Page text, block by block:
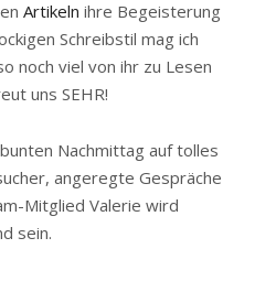
Artikeln ihre Begeisterung
Schreibstil mag ich
noch viel von ihr zu Lesen
uns SEHR!
Nachmittag auf tolles
angeregte Gespräche
Mitglied Valerie wird
sein.